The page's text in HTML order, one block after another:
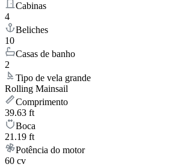
Cabinas
4
Beliches
10
Casas de banho
2
Tipo de vela grande
Rolling Mainsail
Comprimento
39.63 ft
Boca
21.19 ft
Potência do motor
60 cv